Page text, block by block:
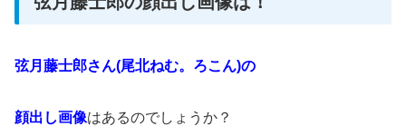
弦月藤士郎さん(尾北ねむ。ろこん)の
顔出し画像はあるのでしょうか？